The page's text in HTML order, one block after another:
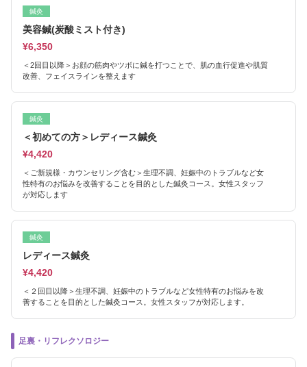
鍼灸
美容鍼(炭酸ミスト付き)
¥6,350
＜2回目以降＞お顔の筋肉やツボに鍼を打つことで、肌の血行促進や肌質
改善、フェイスラインを整えます
鍼灸
＜初めての方＞レディース鍼灸
¥4,420
＜ご新規様・カウンセリング含む＞生理不調、妊娠中のトラブルなど女
性特有のお悩みを改善することを目的とした鍼灸コース。女性スタッフ
が対応します
鍼灸
レディース鍼灸
¥4,420
＜２回目以降＞生理不調、妊娠中のトラブルなど女性特有のお悩みを改
善することを目的とした鍼灸コース。女性スタッフが対応します。
足裏・リフレクソロジー